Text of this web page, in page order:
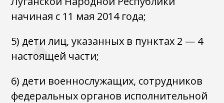
начиная с 11 мая 2014 года;
5) дети лиц, указанных в пунктах 2 — 4
настоящей части;
6) дети военнослужащих, сотрудников
федеральных органов исполнительной